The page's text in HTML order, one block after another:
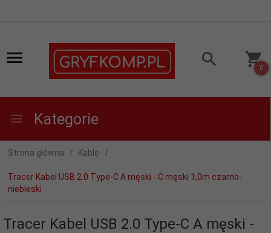
0
Kategorie
Strona główna Kable
Tracer Kabel USB 2.0 Type-C A męski - C męski 1,0m czarno-
niebieski
Tracer Kabel USB 2.0 Type-C A męski -